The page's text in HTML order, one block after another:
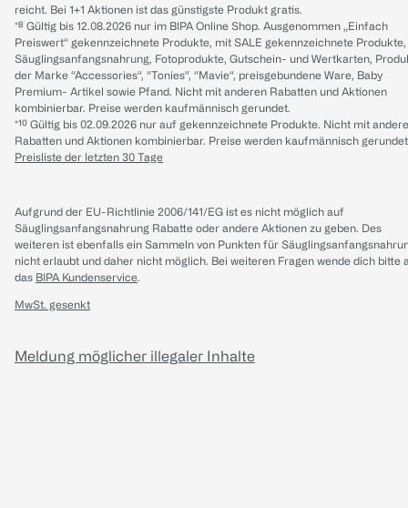
reicht. Bei 1+1 Aktionen ist das günstigste Produkt gratis.
*⁸ Gültig bis 12.08.2026 nur im BIPA Online Shop. Ausgenommen „Einfach
Preiswert“ gekennzeichnete Produkte, mit SALE gekennzeichnete Produkte,
Säuglingsanfangsnahrung, Fotoprodukte, Gutschein- und Wertkarten,
der Marke “Accessories“, “Tonies“, “Mavie“, preisgebundene Ware, Baby
Premium- Artikel sowie Pfand. Nicht mit anderen Rabatten und Aktionen
kombinierbar. Preise werden kaufmännisch gerundet.
*¹⁰ Gültig bis 02.09.2026 nur auf gekennzeichnete Produkte. Nicht mit
Rabatten und Aktionen kombinierbar. Preise werden kaufmännisch
Preisliste der letzten 30 Tage
Aufgrund der EU-Richtlinie 2006/141/EG ist es nicht möglich auf
Säuglingsanfangsnahrung Rabatte oder andere Aktionen zu geben. Des
weiteren ist ebenfalls ein Sammeln von Punkten für
nicht erlaubt und daher nicht möglich. Bei weiteren Fragen wende dich bitte
das BIPA Kundenservice.
MwSt. gesenkt
Meldung möglicher illegaler Inhalte